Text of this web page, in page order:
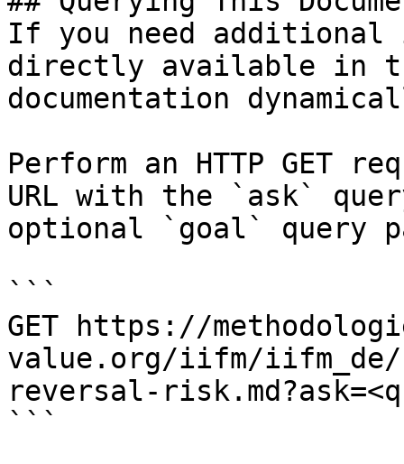
If you need
directly available in
documentation
Perform an HTTP GET
URL with the `ask`
optional `goal` query
```
GET https://
value.org/iifm/
reversal-
```